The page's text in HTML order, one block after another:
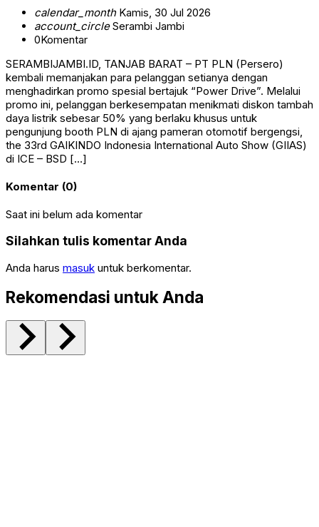
calendar_monthKamis, 30 Jul 2026
account_circleSerambi Jambi
0Komentar
SERAMBIJAMBI.ID, TANJAB BARAT – PT PLN (Persero)
kembali memanjakan para pelanggan setianya dengan
menghadirkan promo spesial bertajuk “Power Drive”. Melalui
promo ini, pelanggan berkesempatan menikmati diskon tambah
daya listrik sebesar 50% yang berlaku khusus untuk
pengunjung booth PLN di ajang pameran otomotif bergengsi,
the 33rd GAIKINDO Indonesia International Auto Show (GIIAS)
di ICE – BSD […]
Komentar (0)
Saat ini belum ada komentar
Silahkan tulis komentar Anda
Anda harus masuk untuk berkomentar.
Rekomendasi untuk Anda